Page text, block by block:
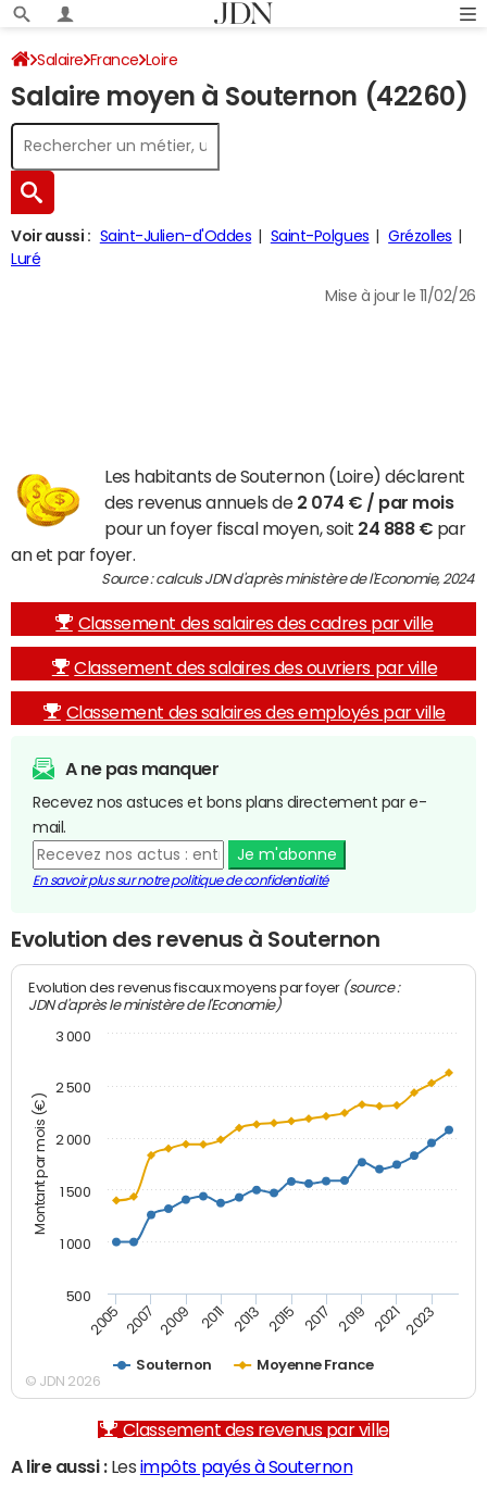
Salaire France Loire
Salaire moyen à Souternon (42260)
Voir aussi : Saint-Julien-d'Oddes Saint-Polgues
Grézolles
Luré
Mise à jour le 11/02/26
Les habitants de Souternon (Loire) déclarent
des revenus annuels de 2 074 € / par mois
pour un foyer fiscal moyen, soit 24 888 € par
an et par foyer.
Source : calculs JDN d'après ministère de l'Economie, 2024
Classement des salaires des cadres par ville
Classement des salaires des ouvriers par ville
Classement des salaires des employés par ville
A ne pas manquer
Recevez nos astuces et bons plans directement par e-
mail.
Je m'abonne
En savoir plus sur notre politique de confidentialité
Evolution des revenus à Souternon
Montant par mois (€)
Evolution des revenus fiscaux moyens par foyer (source :
JDN d'après le ministère de l'Economie)
Souternon Moyenne France
2005 2007 2009 2011 2013 2015 2017 2019 2021 2023
500
1 000
1 500
2 000
2 500
3 000
© JDN 2026
Classement des revenus par ville
A lire aussi :Les impôts payés à Souternon